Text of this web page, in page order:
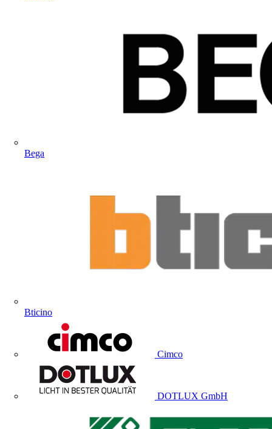
Bega
Bticino
Cimco
DOTLUX GmbH